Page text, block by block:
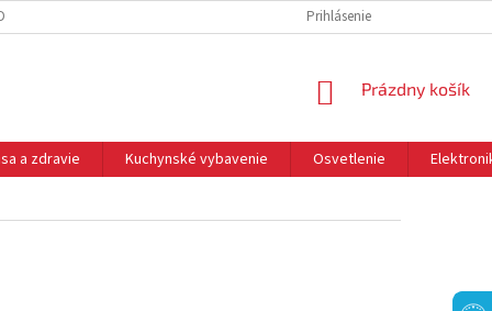
PODMIENKY OCHRANA OSOBNÝCH ÚDAJOV REKLAMÁCIE
Prihlásenie
NÁKUPNÝ
Prázdny košík
a zdravie Kuchynské vybavenie Osvetlenie